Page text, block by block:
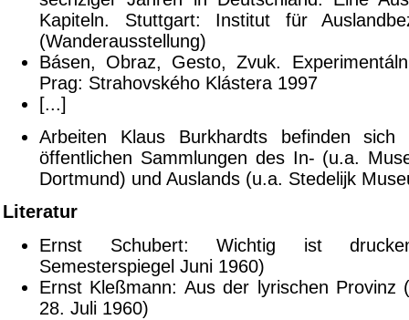
Kapiteln. Stuttgart: Institut für
(Wanderausstellung)
Básen, Obraz, Gesto, Zvuk.
Prag: Strahovského Klástera 1997
[...]
Arbeiten Klaus Burkhardts befinden
öffentlichen Sammlungen des In- (u.a.
Dortmund) und Auslands (u.a. Stedelijk
Literatur
Ernst Schubert: Wichtig ist
Semesterspiegel Juni 1960)
Ernst Kleßmann: Aus der lyrischen Provinz
28. Juli 1960)